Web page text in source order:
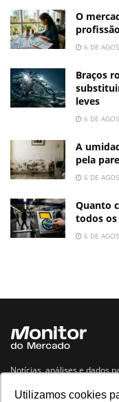
Utilizamos cookies
O
6 DE
Braços
leves
6 DE
A
pela
6 DE
Quanto
todos os
6 DE
Notícias, análises e dados
Navegue no site